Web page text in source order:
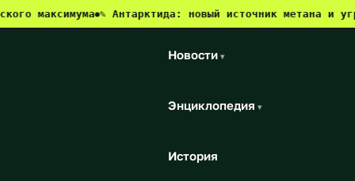
●✎ Антарктида: новый источник метана и угроза
Новости ▾
Энциклопедия ▾
История